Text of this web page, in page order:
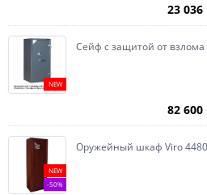
23 036
NEW
Сейф с защитой от
82 600
NEW
-50%
Оружейный шкаф Viro 4480